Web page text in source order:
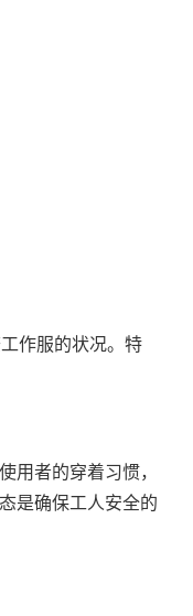
作服的状况。特
者的穿着习惯，
是确保工人安全的